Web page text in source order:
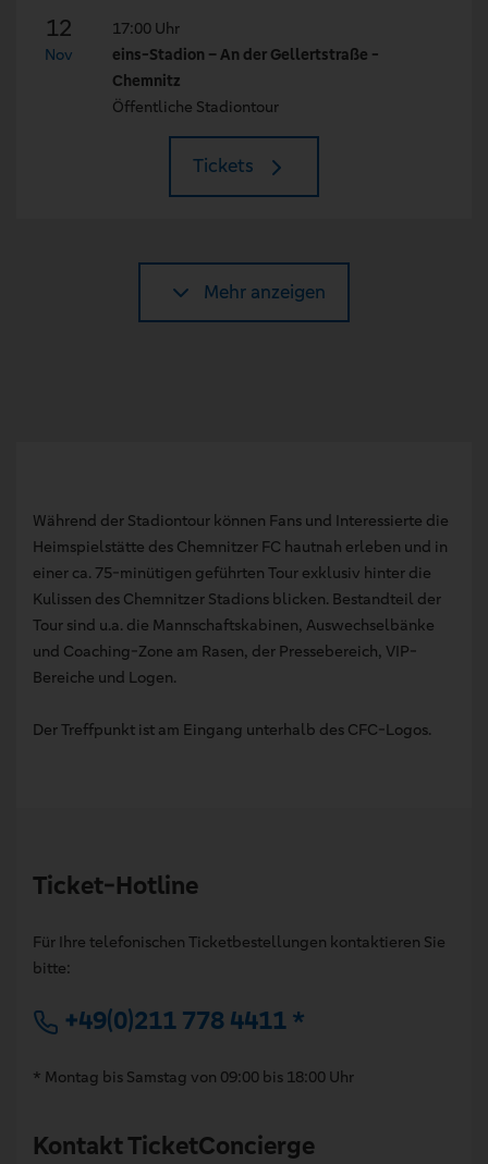
12
Nov
17:00 Uhr
eins-Stadion – An der Gellertstraße -
Chemnitz
Öffentliche Stadiontour
Tickets
Mehr anzeigen
Während der Stadiontour können Fans und Interessierte die
Heimspielstätte des Chemnitzer FC hautnah erleben und in
einer ca. 75-minütigen geführten Tour exklusiv hinter die
Kulissen des Chemnitzer Stadions blicken. Bestandteil der
Tour sind u.a. die Mannschaftskabinen, Auswechselbänke
und Coaching-Zone am Rasen, der Pressebereich, VIP-
Bereiche und Logen.
Der Treffpunkt ist am Eingang unterhalb des CFC-Logos.
Ticket-Hotline
Für Ihre telefonischen Ticketbestellungen kontaktieren Sie
bitte:
+49(0)211 778 4411 *
* Montag bis Samstag von 09:00 bis 18:00 Uhr
Kontakt TicketConcierge